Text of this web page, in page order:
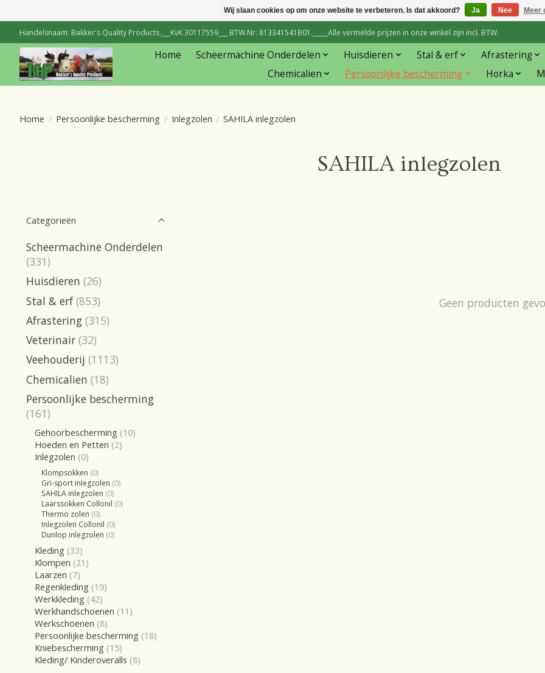
Handelsnaam: Bakker's Quality Products.___KvK 30117559___ BTW.Nr: 813341541B01._____Alle vermelde prijzen in onze winkel zijn incl. BTW.
Home Scheermachine Onderdelen Huisdieren Stal & erf Afrastering
Chemicalien
Persoonlijke bescherming Horka
Home / Persoonlijke bescherming / Inlegzolen / SAHILA inlegzolen
SAHILA inlegzolen
Categorieën
Scheermachine Onderdelen
(331)
Huisdieren (26)
Stal & erf (853)
Afrastering (315)
Veterinair (32)
Veehouderij (1113)
Chemicalien (18)
Persoonlijke bescherming
(161)
Gehoorbescherming (10)
Hoeden en Petten (2)
Inlegzolen (0)
Klompsokken (0)
Gri-sport inlegzolen (0)
SAHILA inlegzolen (0)
Laarssokken Collonil (0)
Thermo zolen (0)
Inlegzolen Collonil (0)
Dunlop inlegzolen (0)
Kleding (33)
Klompen (21)
Laarzen (7)
Regenkleding (19)
Werkkleding (42)
Werkhandschoenen (11)
Werkschoenen (8)
Persoonlijke bescherming (18)
Kniebescherming (15)
Kleding/ Kinderoveralls (8)
Geen producten
Wij slaan cookies op om onze website te verbeteren. Is dat akkoord? Ja Nee Meer